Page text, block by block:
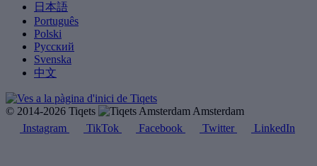
日本語
Português
Polski
Русский
Svenska
中文
© 2014-2026 Tiqets
Amsterdam
Instagram
TikTok Facebook Twitter LinkedIn